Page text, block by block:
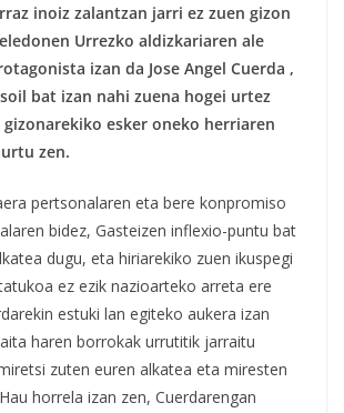
inoiz zalantzan jarri ez zuen gizon
Urrezko aldizkariaren ale
izan da Jose Angel Cuerda ,
bat izan nahi zuena hogei urtez
esker oneko herriaren
zen.
pertsonalaren eta bere konpromiso
bidez, Gasteizen inflexio-puntu bat
dugu, eta hiriarekiko zuen ikuspegi
ez ezik nazioarteko arreta ere
estuki lan egiteko aukera izan
haren borrokak urrutitik jarraitu
zuten euren alkatea eta miresten
horrela izan zen, Cuerdarengan